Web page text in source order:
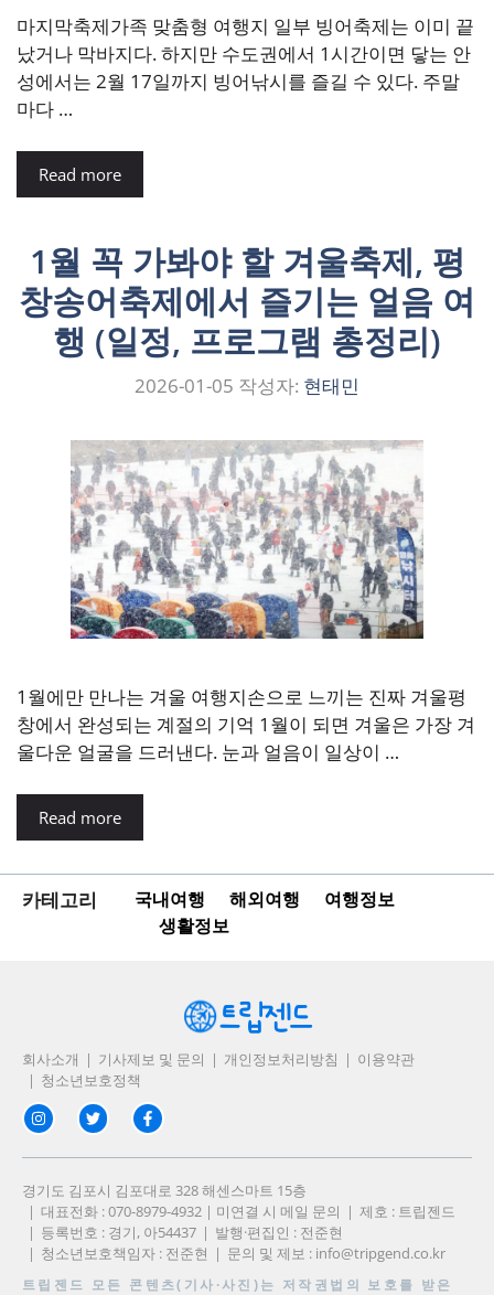
마지막축제가족 맞춤형 여행지 일부 빙어축제는 이미 끝
났거나 막바지다. 하지만 수도권에서 1시간이면 닿는 안
성에서는 2월 17일까지 빙어낚시를 즐길 수 있다. 주말
마다 …
Read more
1월 꼭 가봐야 할 겨울축제, 평
창송어축제에서 즐기는 얼음 여
행 (일정, 프로그램 총정리)
2026-01-05 작성자: 현태민
1월에만 만나는 겨울 여행지손으로 느끼는 진짜 겨울평
창에서 완성되는 계절의 기억 1월이 되면 겨울은 가장 겨
울다운 얼굴을 드러낸다. 눈과 얼음이 일상이 …
Read more
카테고리 국내여행 해외여행
여행정보
생활정보
회사소개 기사제보 및 문의 개인정보처리방침
이용약관
청소년보호정책
경기도 김포시 김포대로 328 해센스마트 15층
대표전화 : 070-8979-4932 | 미연결 시 메일 문의
제호 : 트립젠드
등록번호 : 경기, 아54437
발행·편집인 : 전준현
청소년보호책임자 : 전준현
문의 및 제보 : info@tripgend.co.kr
트립젠드 모든 콘텐츠(기사·사진)는 저작권법의 보호를 받은